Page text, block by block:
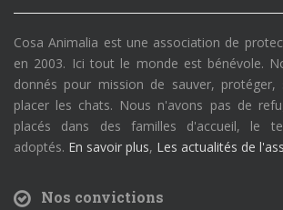
Cosa Animalia est une association de
en 2003. Ici tout le monde est bénévole.
donnés pour mission de sauver, protéger,
placer les chats. Nous n'avons pas de
placés dans des familles d'accueil, le
adoptés. En savoir plus, Les actualités de
Nos convictions